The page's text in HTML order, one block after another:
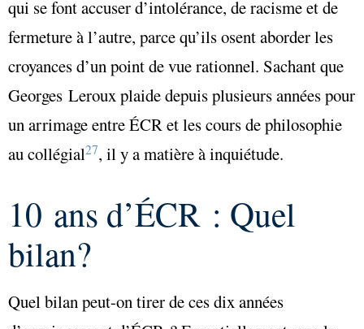
qui se font accuser d’intolérance, de racisme et de
fermeture à l’autre, parce qu’ils osent aborder les
croyances d’un point de vue rationnel. Sachant que
Georges Leroux plaide depuis plusieurs années pour
un arrimage entre ÉCR et les cours de philosophie
au collégial27, il y a matière à inquiétude.
10 ans d’ÉCR : Quel
bilan?
Quel bilan peut-on tirer de ces dix années